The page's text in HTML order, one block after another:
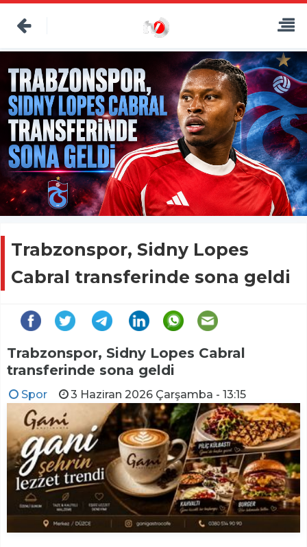
Trabzonspor, Sidny Lopes
Cabral transferinde sona geldi
Trabzonspor, Sidny Lopes Cabral
transferinde sona geldi
Spor 3 Haziran 2026 Çarşamba - 13:15